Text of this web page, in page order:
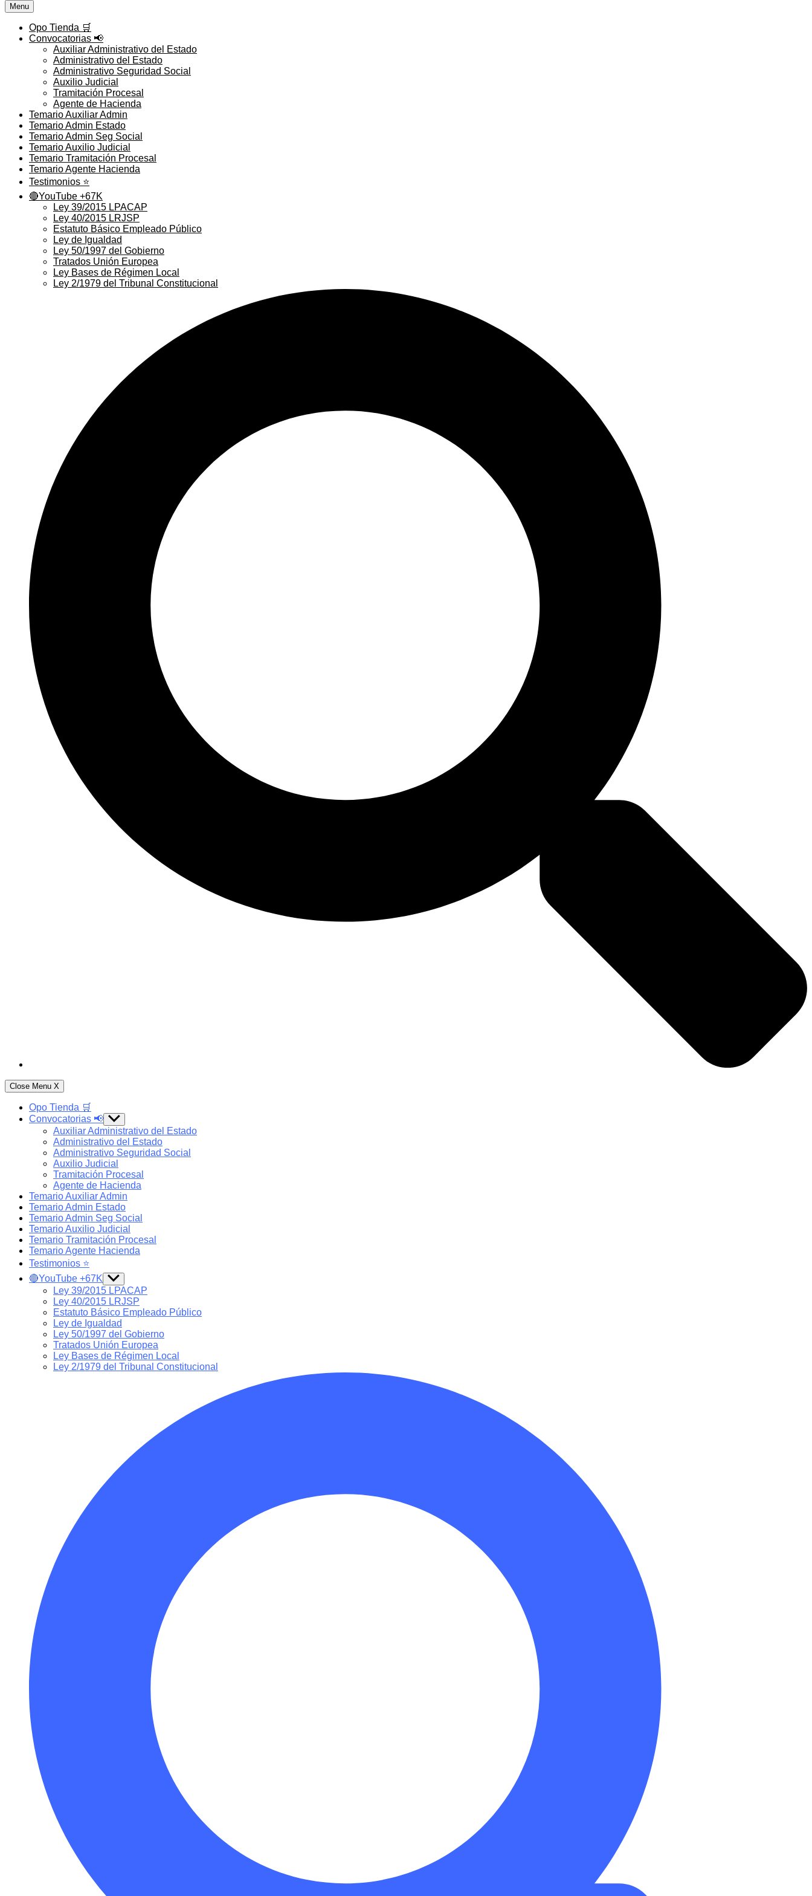
Menu
Opo Tienda 🛒
Convocatorias 📢
Auxiliar Administrativo del Estado
Administrativo del Estado
Administrativo Seguridad Social
Auxilio Judicial
Tramitación Procesal
Agente de Hacienda
Temario Auxiliar Admin
Temario Admin Estado
Temario Admin Seg Social
Temario Auxilio Judicial
Temario Tramitación Procesal
Temario Agente Hacienda
Testimonios ⭐️
🔴YouTube +67K
Ley 39/2015 LPACAP
Ley 40/2015 LRJSP
Estatuto Básico Empleado Público
Ley de Igualdad
Ley 50/1997 del Gobierno
Tratados Unión Europea
Ley Bases de Régimen Local
Ley 2/1979 del Tribunal Constitucional
Close Menu X
Opo Tienda 🛒
Convocatorias 📢 Show
sub
menu
Auxiliar Administrativo del Estado
Administrativo del Estado
Administrativo Seguridad Social
Auxilio Judicial
Tramitación Procesal
Agente de Hacienda
Temario Auxiliar Admin
Temario Admin Estado
Temario Admin Seg Social
Temario Auxilio Judicial
Temario Tramitación Procesal
Temario Agente Hacienda
Testimonios ⭐️
🔴YouTube +67K Show
sub
menu
Ley 39/2015 LPACAP
Ley 40/2015 LRJSP
Estatuto Básico Empleado Público
Ley de Igualdad
Ley 50/1997 del Gobierno
Tratados Unión Europea
Ley Bases de Régimen Local
Ley 2/1979 del Tribunal Constitucional